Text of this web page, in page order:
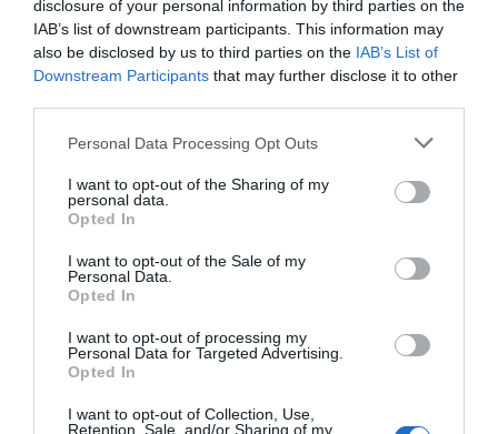
disclosure of your personal information by third parties on the
IAB’s list of downstream participants. This information may
also be disclosed by us to third parties on the IAB’s List of
Downstream Participants that may further disclose it to other
Personal Data Processing Opt Outs
I want to opt-out of the Sharing of my
personal data.
Opted In
I want to opt-out of the Sale of my
Personal Data.
Opted In
I want to opt-out of processing my
Personal Data for Targeted Advertising.
Opted In
I want to opt-out of Collection, Use,
Retention, Sale, and/or Sharing of my